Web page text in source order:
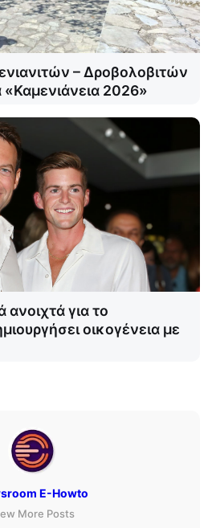
– Δροβολοβιτών
2026»
για το
οικογένεια με
E-Howto
More Posts